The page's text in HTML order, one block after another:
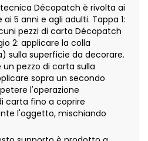
tecnica Décopatch è rivolta ai
5 anni e agli adulti. Tappa 1:
pezzi di carta Décopatch
2: applicare la colla
sulla superficie da decorare.
un pezzo di carta sulla
sopra un secondo
l'operazione
carta fino a coprire
l'oggetto, mischiando